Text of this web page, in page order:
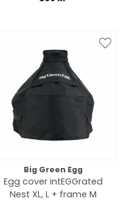
Big Green Egg
Egg cover intEGGrated
Nest XL, L + frame M